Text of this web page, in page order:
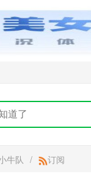
牛队 / 订阅